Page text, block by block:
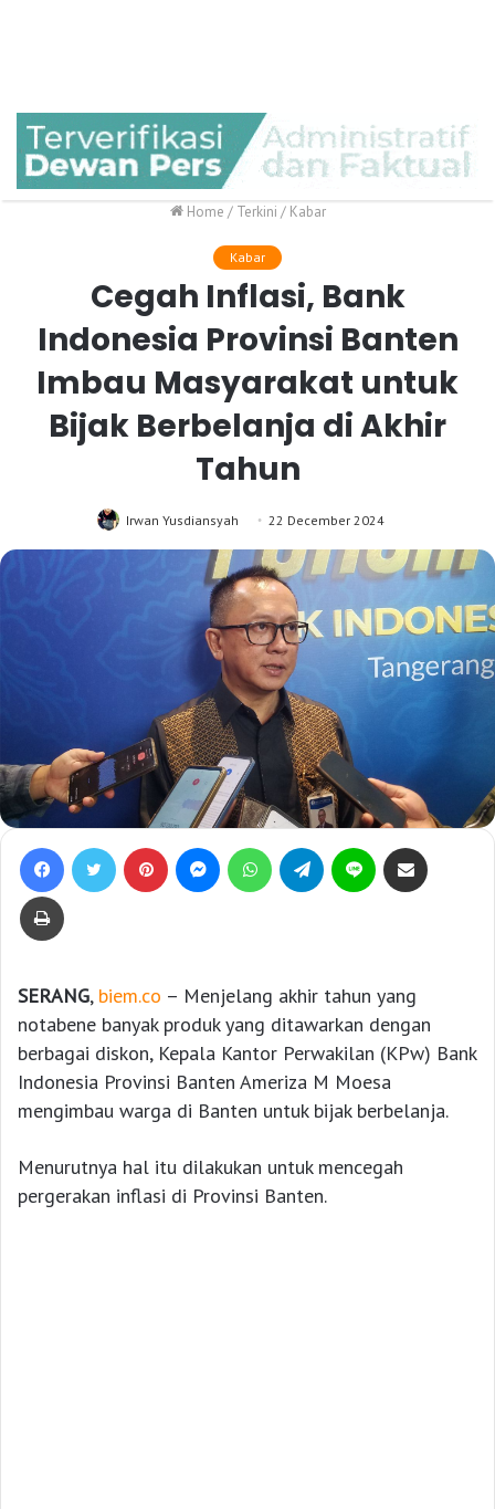
Home / Terkini / Kabar
Kabar
Cegah Inflasi, Bank
Indonesia Provinsi Banten
Imbau Masyarakat untuk
Bijak Berbelanja di Akhir
Tahun
Irwan Yusdiansyah 22 December 2024
SERANG, biem.co – Menjelang akhir tahun yang
notabene banyak produk yang ditawarkan dengan
berbagai diskon, Kepala Kantor Perwakilan (KPw) Bank
Indonesia Provinsi Banten Ameriza M Moesa
mengimbau warga di Banten untuk bijak berbelanja.
Menurutnya hal itu dilakukan untuk mencegah
pergerakan inflasi di Provinsi Banten.